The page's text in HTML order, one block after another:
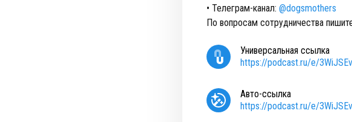
• Телеграм-канал: @‌dogsmothers
По вопросам сотрудничества
Универсальная ссылка
https://podcast.ru/e/
Авто-ссылка
https://podcast.ru/e/